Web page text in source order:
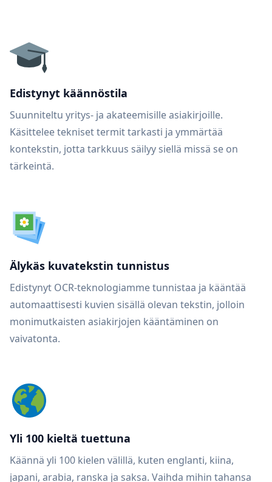
Edistynyt käännöstila
Suunniteltu yritys- ja akateemisille asiakirjoille.
Käsittelee tekniset termit tarkasti ja ymmärtää
kontekstin, jotta tarkkuus säilyy siellä missä se on
tärkeintä.
Älykäs kuvatekstin tunnistus
Edistynyt OCR-teknologiamme tunnistaa ja kääntää
automaattisesti kuvien sisällä olevan tekstin, jolloin
monimutkaisten asiakirjojen kääntäminen on
vaivatonta.
Yli 100 kieltä tuettuna
Käännä yli 100 kielen välillä, kuten englanti, kiina,
japani, arabia, ranska ja saksa. Vaihda mihin tahansa